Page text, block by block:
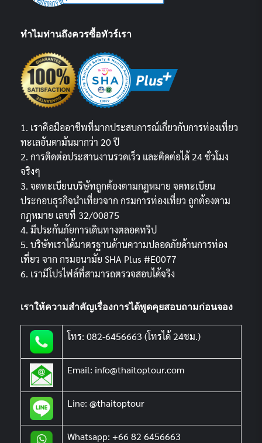
ทำไมท่านถึงควรซื้อทัวร์เรา
1. เราคือมืออาชีพที่มากประสบการณ์เกี่ยวกับการท่องเที่ยว
ทะเลอันดามันมากว่า 20 ปี
2. การติดต่อประสานงานรวดเร็ว และติดต่อได้ 24 ชั่วโมง
จริงๆ
3. จดทะเบียนบริษัทถูกต้องตามกฏหมาย จดทะเบียน
ประกอบธุรกิจนำเที่ยวจาก กรมการท่องเที่ยว ถูกต้องตาม
กฎหมาย เลขที่ 32/00875
4. มีประกันภัยการเดินทางตลอดทริป
5. บริษัทเราได้มาตรฐานด้านความปลอดภัยด้านการท่อง
เที่ยว จาก กรมอนามัย SHA Plus #E0077
6. เรามีโปรไฟล์ที่สามารถตรวจสอบได้จริง
เราให้ความสำคัญเรื่องการได้พูดคุยสอบถามก่อนจอง
โทร: 082-6456663 (โทรได้ 24ชม.)
Email: info@thaitoptour.com
Line: @thaitoptour
Whatsapp: +66 82 6456663